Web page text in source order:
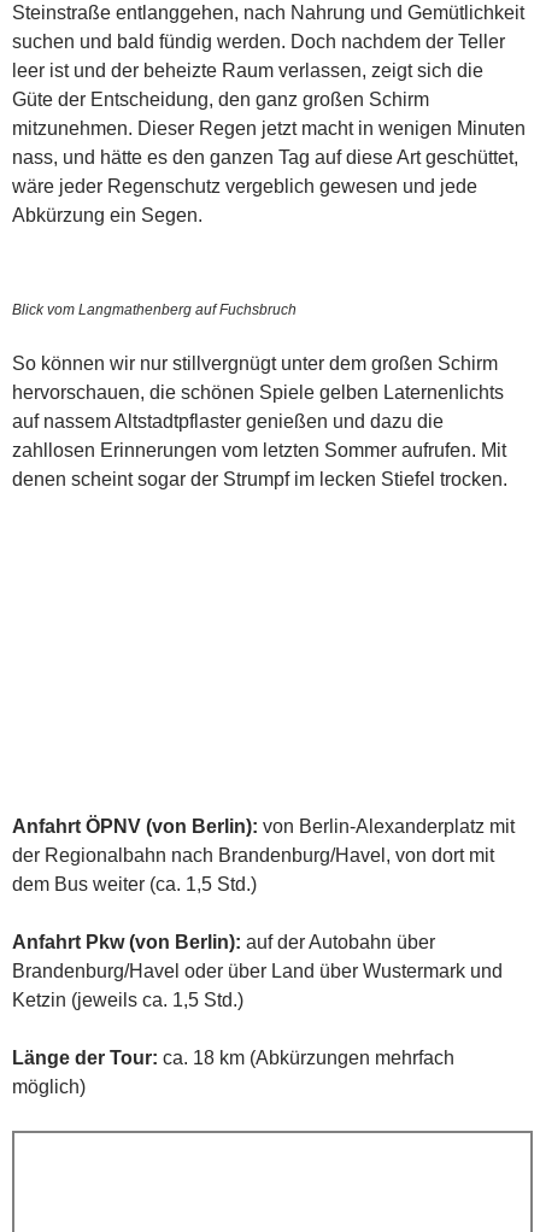
Steinstraße entlanggehen, nach Nahrung und Gemütlichkeit
suchen und bald fündig werden. Doch nachdem der Teller
leer ist und der beheizte Raum verlassen, zeigt sich die
Güte der Entscheidung, den ganz großen Schirm
mitzunehmen. Dieser Regen jetzt macht in wenigen Minuten
nass, und hätte es den ganzen Tag auf diese Art geschüttet,
wäre jeder Regenschutz vergeblich gewesen und jede
Abkürzung ein Segen.
Blick vom Langmathenberg auf Fuchsbruch
So können wir nur stillvergnügt unter dem großen Schirm
hervorschauen, die schönen Spiele gelben Laternenlichts
auf nassem Altstadtpflaster genießen und dazu die
zahllosen Erinnerungen vom letzten Sommer aufrufen. Mit
denen scheint sogar der Strumpf im lecken Stiefel trocken.
Anfahrt ÖPNV (von Berlin): von Berlin-Alexanderplatz mit
der Regionalbahn nach Brandenburg/Havel, von dort mit
dem Bus weiter (ca. 1,5 Std.)
Anfahrt Pkw (von Berlin): auf der Autobahn über
Brandenburg/Havel oder über Land über Wustermark und
Ketzin (jeweils ca. 1,5 Std.)
Länge der Tour: ca. 18 km (Abkürzungen mehrfach
möglich)